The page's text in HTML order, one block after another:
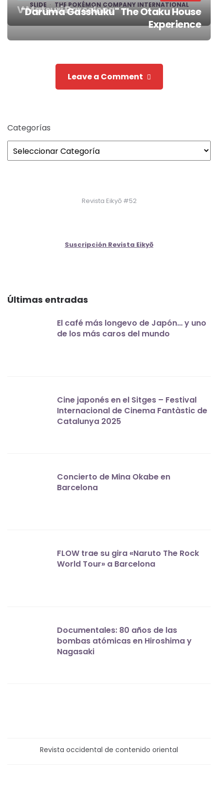
SLIDE
THE POKÉMON COMPANY INTERNATIONAL
Post
navigation
V Matsuri Barcelona
"Daruma Gasshuku" The Otaku House
Experience
Leave a Comment
Categorías
Revista Eikyō #52
Suscripción Revista Eikyō
Últimas entradas
El café más longevo de Japón… y uno
de los más caros del mundo
Cine japonés en el Sitges – Festival
Internacional de Cinema Fantàstic de
Catalunya 2025
Concierto de Mina Okabe en
Barcelona
FLOW trae su gira «Naruto The Rock
World Tour» a Barcelona
Documentales: 80 años de las
bombas atómicas en Hiroshima y
Nagasaki
Revista occidental de contenido oriental